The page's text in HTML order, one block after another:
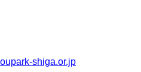
shiga.or.jp